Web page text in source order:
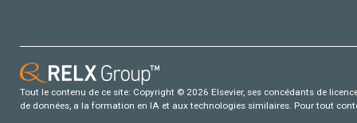
Tout le contenu de ce site: Copyright © 2026 Elsevier, ses concédants de
de données, a la formation en IA et aux technologies similaires. Pour tout